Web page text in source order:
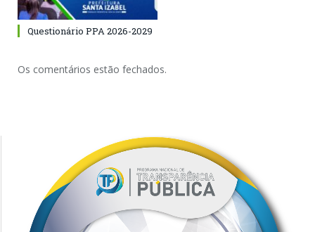
Questionário PPA 2026-2029
Os comentários estão fechados.